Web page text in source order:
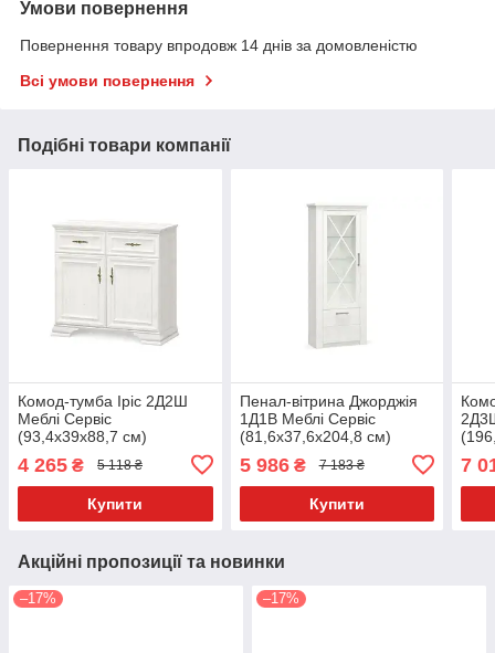
Умови повернення
Повернення товару впродовж 14 днів за домовленістю
Всі умови повернення
Подібні товари компанії
Комод-тумба Іріс 2Д2Ш
Меблі Сервіс
(93,4х39х88,7 см)
4 265 ₴ 5 118 ₴
Купити
Пенал-вітрина Джорджія
1Д1В Меблі Сервіс
(81,6х37,6х204,8 см)
5 986₴ 7 183 ₴
Купити
7
Акційні пропозиції та новинки
–17% –17%